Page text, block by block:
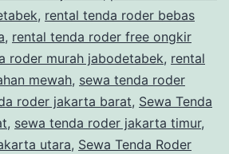
, rental tenda roder bebas
, rental tenda roder free ongkir
roder murah jabodetabek, rental
mewah, sewa tenda roder
roder jakarta barat, Sewa Tenda
, sewa tenda roder jakarta timur,
utara, Sewa Tenda Roder